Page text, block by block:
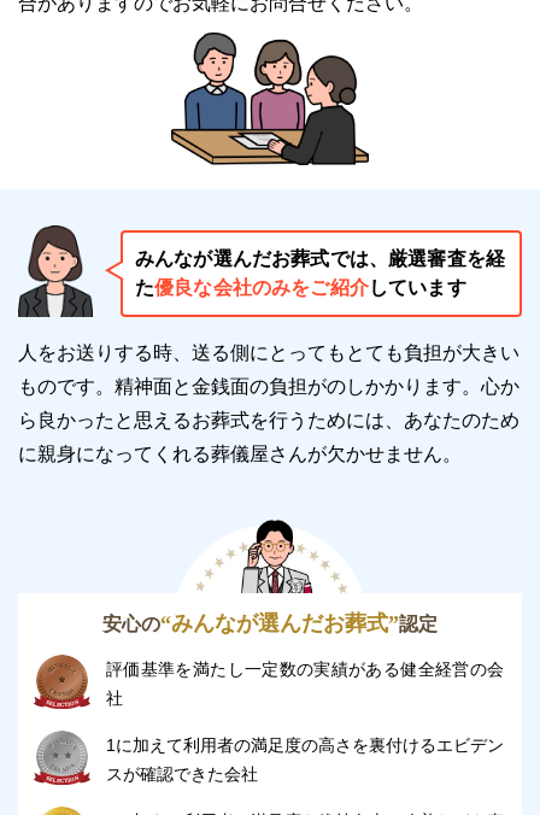
慣れ親しんだ自宅で故人様をお見送りができる点は、
大きなメリットですが、デメリットもあります。
そのデメリットの1つとして参列者の方の負担が増え
ることがあげられます。
通夜の受付は自宅の外で行わなければならず、天候や
セレモニーホール悠陽は、斎場内で受付が完結するた
め天候等を気にする必要はございません。
また自宅葬の場合、通夜は冷暖房を完備していないお
部屋で行わなければならないケースも少なくありませ
ん。
1時間以上の時間を過ごすことになるので、冷暖房の
有無も大きな負担になり得ます。
セレモニーホール悠陽は、冷暖房完備の斎場です。
式場・休憩室、どちらにも冷暖房が完備されているの
で、季節を問わず快適にお過ごしいただけます。
セレモニーホール悠陽はこのような方におすす
セレモニーホール悠陽は、以下に当てはまる方におす
すめです。
みんなが選んだお葬式では、厳選審査を経
た優良な会社のみをご紹介しています
人をお送りする時、送る側にとってもとても負担が大きい
ものです。精神面と金銭面の負担がのしかかります。 心か
ら良かったと思えるお葬式を行うためには、あなたのため
に親身になってくれる葬儀屋さんが欠かせません。
安心の“みんなが選んだお葬式”認定
評価基準を満たし一定数の実績がある健全経営の会
社
1に加えて利用者の満足度の高さを裏付けるエビデン
スが確認できた会社